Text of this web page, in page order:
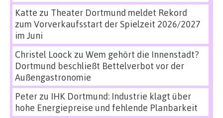
Katte zu Theater Dortmund meldet Rekord
zum Vorverkaufsstart der Spielzeit 2026/2027
im Juni
Christel Loock zu Wem gehört die Innenstadt?
Dortmund beschließt Bettelverbot vor der
Außengastronomie
Peterzu IHK Dortmund: Industrie klagt über
hohe Energiepreise und fehlende Planbarkeit